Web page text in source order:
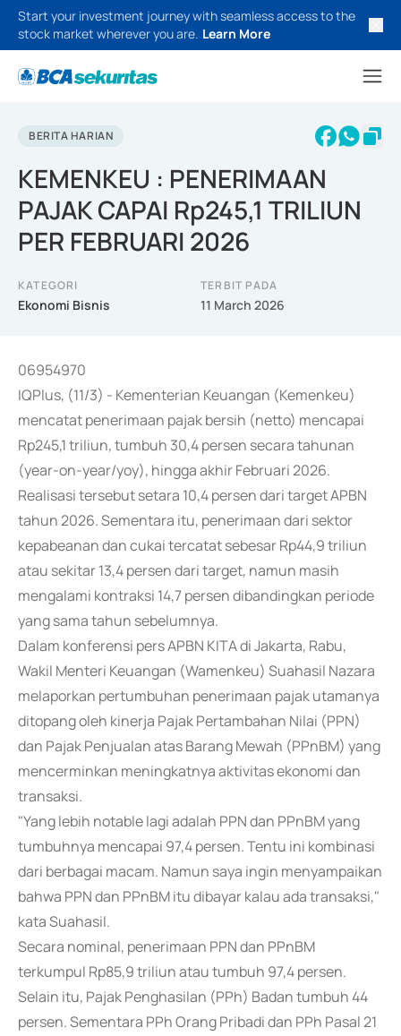
Start your investment journey with seamless access to the
stock market wherever you are. Learn More
BERITA HARIAN
KEMENKEU : PENERIMAAN
PAJAK CAPAI Rp245,1 TRILIUN
PER FEBRUARI 2026
KATEGORI
Ekonomi Bisnis
TERBIT PADA
11 March 2026
06954970
IQPlus, (11/3) - Kementerian Keuangan (Kemenkeu)
mencatat penerimaan pajak bersih (netto) mencapai
Rp245,1 triliun, tumbuh 30,4 persen secara tahunan
(year-on-year/yoy), hingga akhir Februari 2026.
Realisasi tersebut setara 10,4 persen dari target APBN
tahun 2026. Sementara itu, penerimaan dari sektor
kepabeanan dan cukai tercatat sebesar Rp44,9 triliun
atau sekitar 13,4 persen dari target, namun masih
mengalami kontraksi 14,7 persen dibandingkan periode
yang sama tahun sebelumnya.
Dalam konferensi pers APBN KITA di Jakarta, Rabu,
Wakil Menteri Keuangan (Wamenkeu) Suahasil Nazara
melaporkan pertumbuhan penerimaan pajak utamanya
ditopang oleh kinerja Pajak Pertambahan Nilai (PPN)
dan Pajak Penjualan atas Barang Mewah (PPnBM) yang
mencerminkan meningkatnya aktivitas ekonomi dan
transaksi.
"Yang lebih notable lagi adalah PPN dan PPnBM yang
tumbuhnya mencapai 97,4 persen. Tentu ini kombinasi
dari berbagai macam. Namun saya ingin menyampaikan
bahwa PPN dan PPnBM itu dibayar kalau ada transaksi,"
kata Suahasil.
Secara nominal, penerimaan PPN dan PPnBM
terkumpul Rp85,9 triliun atau tumbuh 97,4 persen.
Selain itu, Pajak Penghasilan (PPh) Badan tumbuh 44
persen. Sementara PPh Orang Pribadi dan PPh Pasal 21